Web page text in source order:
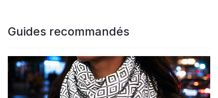
Guides recommandés